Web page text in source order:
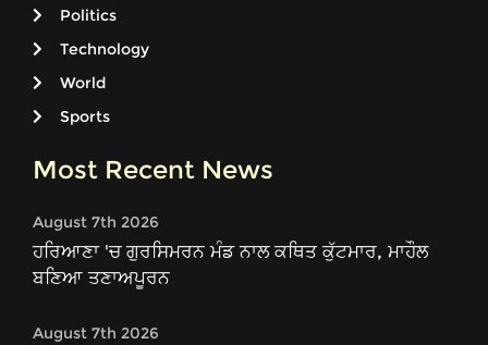
Politics
Technology
World
Sports
Most Recent News
August 7th 2026
ਹਰਿਆਣਾ 'ਚ ਗੁਰਸਿਮਰਨ ਮੰਡ ਨਾਲ ਕਥਿਤ ਕੁੱਟਮਾਰ, ਮਾਹੌਲ
ਬਣਿਆ ਤਣਾਅਪੂਰਨ
August 7th 2026